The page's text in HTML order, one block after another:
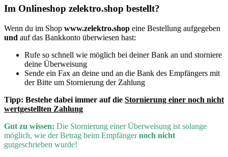
Im Onlineshop zelektro.shop bestellt?
Wenn du im Shop www.zelektro.shop eine Bestellung aufgegeben
und auf das Bankkonto überwiesen hast:
Rufe so schnell wie möglich bei deiner Bank an und storniere
deine Überweisung
Sende ein Fax an deine und an die Bank des Empfängers mit
der Bitte um Stornierung der Zahlung
Tipp: Bestehe dabei immer auf die Stornierung einer noch nicht
wertgestellten Zahlung
Gut zu wissen: Die Stornierung einer Überweisung ist solange
möglich, wie der Betrag beim Empfängernoch nicht
gutgeschrieben wurde!